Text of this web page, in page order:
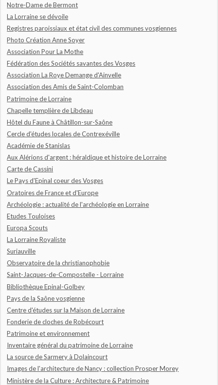
Notre-Dame de Bermont
La Lorraine se dévoile
Registres paroissiaux et état civil des communes vosgiennes
Photo Création Anne Soyer
Association Pour La Mothe
Fédération des Sociétés savantes des Vosges
Association La Roye Demange d'Ainvelle
Association des Amis de Saint-Colomban
Patrimoine de Lorraine
Chapelle templière de Libdeau
Hôtel du Faune à Châtillon-sur-Saône
Cercle d'études locales de Contrexéville
Académie de Stanislas
Aux Alérions d'argent : héraldique et histoire de Lorraine
Carte de Cassini
Le Pays d'Epinal coeur des Vosges
Oratoires de France et d'Europe
Archéologie : actualité de l'archéologie en Lorraine
Etudes Touloises
Europa Scouts
La Lorraine Royaliste
Suriauville
Observatoire de la christianophobie
Saint-Jacques-de-Compostelle - Lorraine
Bibliothèque Epinal-Golbey
Pays de la Saône vosgienne
Centre d'études sur la Maison de Lorraine
Fonderie de cloches de Robécourt
Patrimoine et environnement
Inventaire général du patrimoine de Lorraine
La source de Sarmery à Dolaincourt
Images de l'architecture de Nancy : collection Prosper Morey
Ministère de la Culture : Architecture & Patrimoine